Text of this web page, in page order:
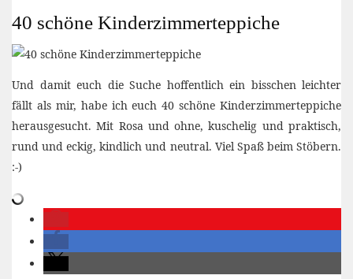
40 schöne Kinderzimmerteppiche
Und damit euch die Suche hoffentlich ein bisschen leichter
fällt als mir, habe ich euch 40 schöne Kinderzimmerteppiche
herausgesucht. Mit Rosa und ohne, kuschelig und praktisch,
rund und eckig, kindlich und neutral. Viel Spaß beim Stöbern.
:-)